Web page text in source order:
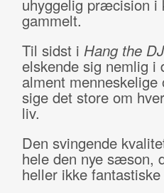
uhyggelig præcision i
gammelt.
Til sidst i Hang the DJ
elskende sig nemlig i
alment menneskelige
sige det store om
liv.
Den svingende
hele den nye sæson,
heller ikke